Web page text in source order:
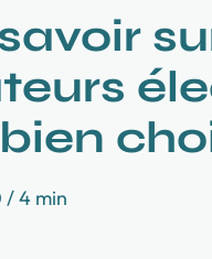
/4 min